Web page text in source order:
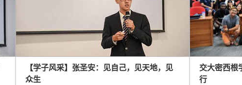
【学子风采】张圣安：见自己，见天地，见
众生
交大密西根
行